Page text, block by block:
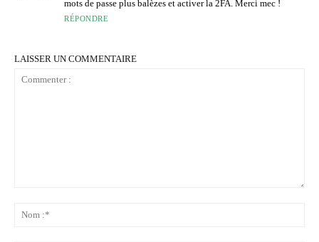
mots de passe plus balèzes et activer la 2FA. Merci mec !
RÉPONDRE
LAISSER UN COMMENTAIRE